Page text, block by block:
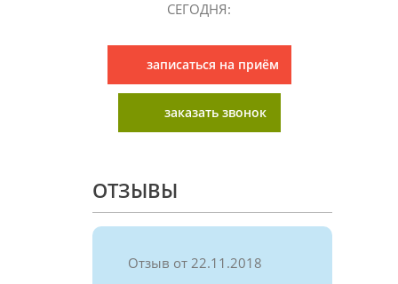
СЕГОДНЯ:
записаться на приём
заказать звонок
ОТЗЫВЫ
Отзыв от 22.11.2018